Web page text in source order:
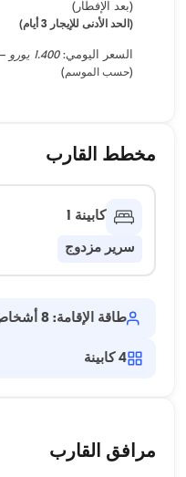
(بعد الإفطار)
(الحد الأدنى للإيجار 3 أيام)
السعر اليومي:1.400 يورو – 2.050 يورو
(حسب الموسم)
مخطط القارب
كابينة 1
سرير مزدوج
طاقة الإقامة: 8 أشخاص
4 كابينة
مرافق القارب